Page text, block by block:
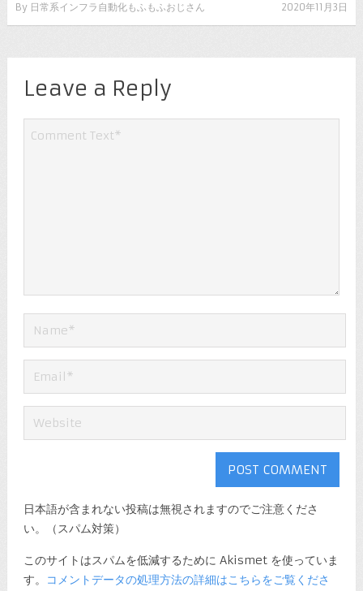
By 日常系インフラ自動化もふもふおじさん 2020年11月3日
Leave a Reply
日本語が含まれない投稿は無視されますのでご注意くださ
い。（スパム対策）
このサイトはスパムを低減するために Akismet を使っていま
す。
コメントデータの処理方法の詳細はこちらをご覧くださ